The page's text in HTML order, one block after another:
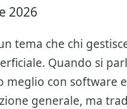
2026
tema che chi
Quando si
meglio con software
generale, ma